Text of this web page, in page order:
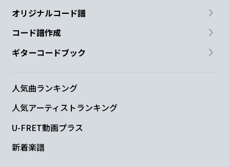
オリジナルコード譜
コード譜作成
ギターコードブック
人気曲ランキング
人気アーティストランキング
U-FRET動画プラス
新着楽譜